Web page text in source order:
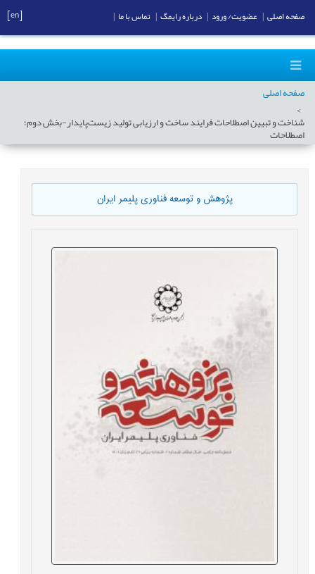
صفحه اصلی
شناخت و تبیین اصطلاحات فرایند ساخت و ارزیابی تولید زیست‌پایدار-بخش دوم؛
اصطلاحات
پژوهش و توسعه فناوری پلیمر ایران
صفحه اصلی عضویت/ ورود درباره رایمگ تماس با ما